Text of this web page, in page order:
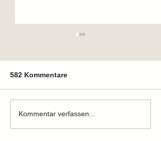
Zuhause gefunden
582 Kommentare
Kommentar verfassen...